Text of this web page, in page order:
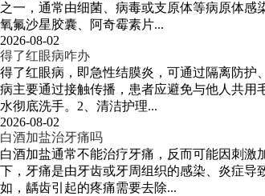
之一，通常由细菌、病毒或支原体等病原体
氧氟沙星胶囊、阿奇霉素片...
2026-08-02
得了红眼病咋办
得了红眼病，即急性结膜炎，可通过隔离防护
病主要通过接触传播，患者应避免与他人共
水彻底洗手。2、清洁护理...
2026-08-02
白酒加盐治牙痛吗
白酒加盐通常不能治疗牙痛，反而可能因刺
下，牙痛是由牙齿或牙周组织的感染、炎症导
如，龋齿引起的疼痛需要去除...